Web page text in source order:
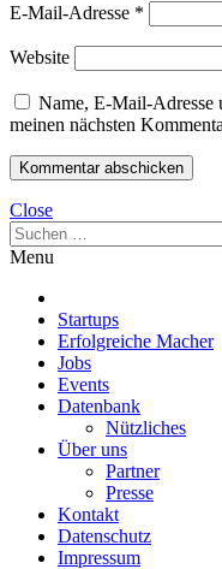
E-Mail-Adresse *
Website
Name, E-Mail-Adresse
meinen nächsten
Close
Suchen
nach:
Menu
Startups
Erfolgreiche Macher
Jobs
Events
Datenbank
Nützliches
Über uns
Partner
Presse
Kontakt
Datenschutz
Impressum